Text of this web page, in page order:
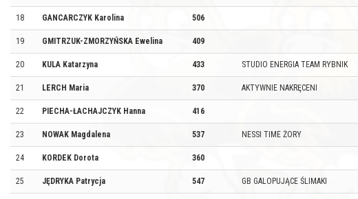
18 GANCARCZYK Karolina 506
19 GMITRZUK-ZMORZYŃSKA Ewelina 409
20 KULA Katarzyna 433 STUDIO ENERGIA TEAM RYBNIK
21 LERCH Maria 370 AKTYWNIE NAKRĘCENI
22 PIECHA-ŁACHAJCZYK Hanna 416
23 NOWAK Magdalena 537 NESSI TIME ŻORY
24 KORDEK Dorota 360
25 JĘDRYKA Patrycja 547 GB GALOPUJĄCE ŚLIMAKI